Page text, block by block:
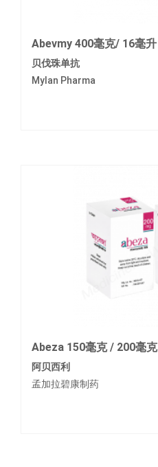
Abevmy 400毫克/ 16毫升
贝伐珠单抗
Mylan Pharma
Abeza 150毫克 / 200毫克
阿贝西利
孟加拉碧康制药